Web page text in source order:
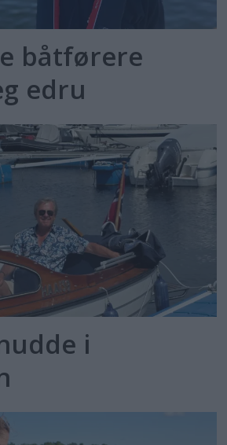
båtførere
edru
i